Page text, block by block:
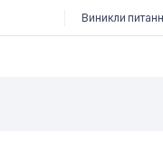
Виникли